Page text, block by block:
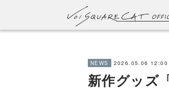
NEWS 2026.05.06 12:00
新作グッズ